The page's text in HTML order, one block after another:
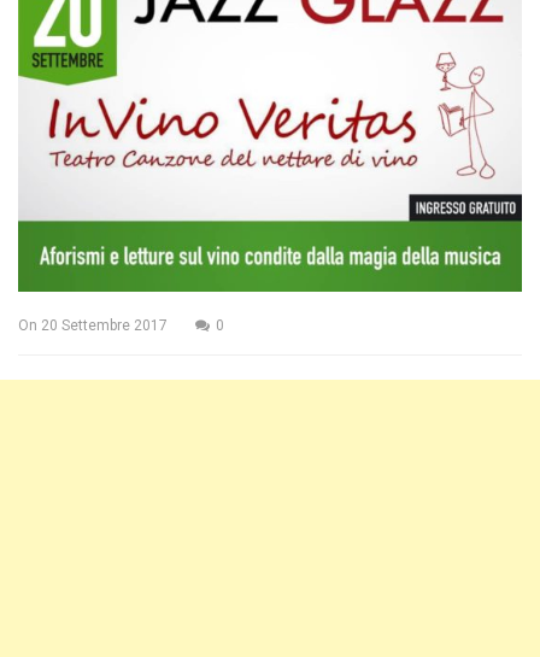
On 20 Settembre 2017 0